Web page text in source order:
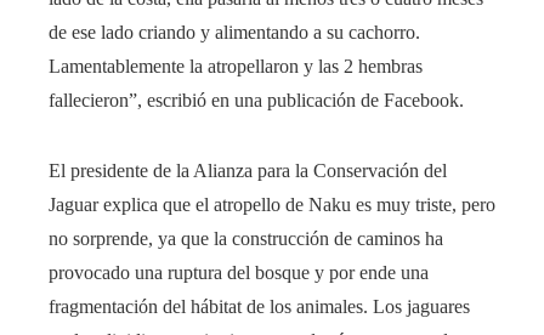
de ese lado criando y alimentando a su cachorro.
Lamentablemente la atropellaron y las 2 hembras
fallecieron”, escribió en una publicación de Facebook.
El presidente de la Alianza para la Conservación del
Jaguar explica que el atropello de Naku es muy triste, pero
no sorprende, ya que la construcción de caminos ha
provocado una ruptura del bosque y por ende una
fragmentación del hábitat de los animales. Los jaguares